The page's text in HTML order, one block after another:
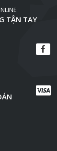
TẬN TAY